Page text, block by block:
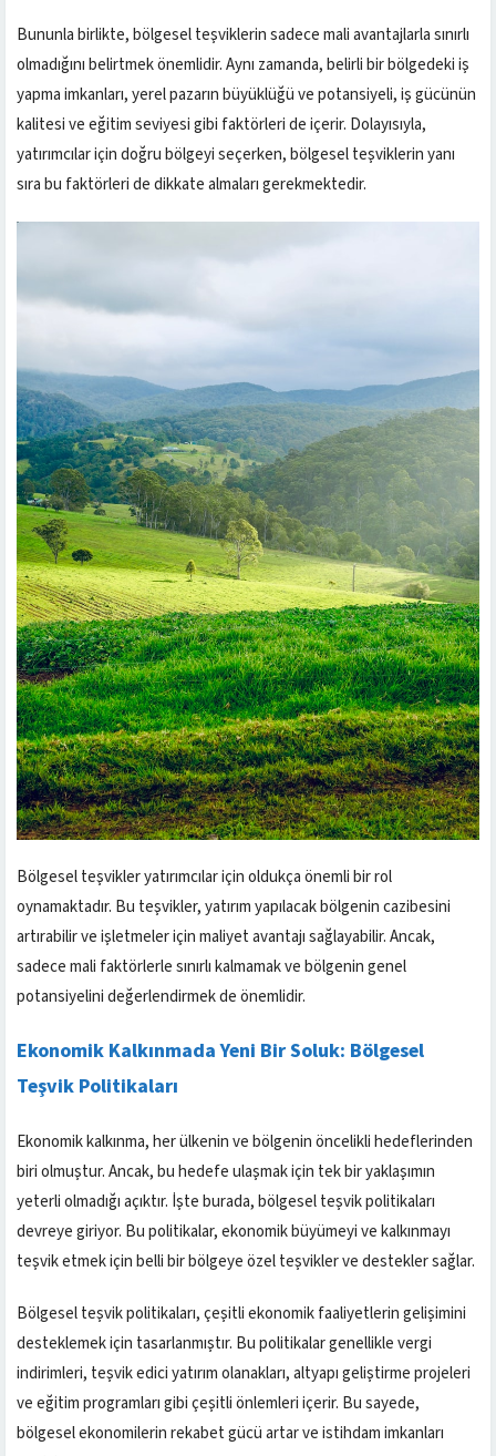
Bununla birlikte, bölgesel teşviklerin sadece mali avantajlarla sınırlı
olmadığını belirtmek önemlidir. Aynı zamanda, belirli bir bölgedeki iş
yapma imkanları, yerel pazarın büyüklüğü ve potansiyeli, iş gücünün
kalitesi ve eğitim seviyesi gibi faktörleri de içerir. Dolayısıyla,
yatırımcılar için doğru bölgeyi seçerken, bölgesel teşviklerin yanı
sıra bu faktörleri de dikkate almaları gerekmektedir.
Bölgesel teşvikler yatırımcılar için oldukça önemli bir rol
oynamaktadır. Bu teşvikler, yatırım yapılacak bölgenin cazibesini
artırabilir ve işletmeler için maliyet avantajı sağlayabilir. Ancak,
sadece mali faktörlerle sınırlı kalmamak ve bölgenin genel
potansiyelini değerlendirmek de önemlidir.
Ekonomik Kalkınmada Yeni Bir Soluk: Bölgesel
Teşvik Politikaları
Ekonomik kalkınma, her ülkenin ve bölgenin öncelikli hedeflerinden
biri olmuştur. Ancak, bu hedefe ulaşmak için tek bir yaklaşımın
yeterli olmadığı açıktır. İşte burada, bölgesel teşvik politikaları
devreye giriyor. Bu politikalar, ekonomik büyümeyi ve kalkınmayı
teşvik etmek için belli bir bölgeye özel teşvikler ve destekler sağlar.
Bölgesel teşvik politikaları, çeşitli ekonomik faaliyetlerin gelişimini
desteklemek için tasarlanmıştır. Bu politikalar genellikle vergi
indirimleri, teşvik edici yatırım olanakları, altyapı geliştirme projeleri
ve eğitim programları gibi çeşitli önlemleri içerir. Bu sayede,
bölgesel ekonomilerin rekabet gücü artar ve istihdam imkanları